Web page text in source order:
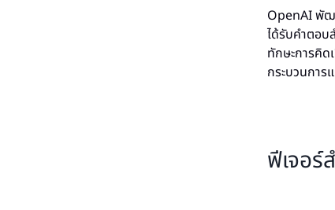
OpenAI พัฒ
ได้รับคำตอบ
ทักษะการคิด
กระบวนการ
ฟีเจอ